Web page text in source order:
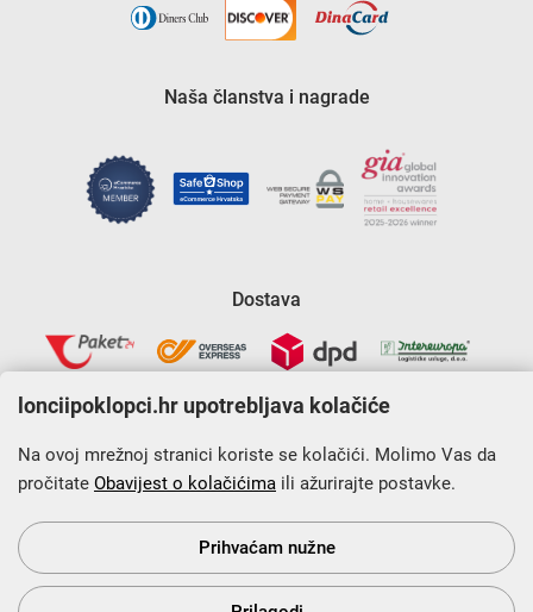
Naša članstva i nagrade
Dostava
Krajnji primatelj financijskog instrumenta sufinanciranog iz
Europskog fonda za regionalni razvoj u sklopu Operativnog
programa „Konkurentnost i kohezija”.
lonciipoklopci.hr upotrebljava kolačiće
Na ovoj mrežnoj stranici koriste se kolačići. Molimo Vas da
pročitate Obavijest o kolačićima ili ažurirajte postavke.
Prihvaćam nužne